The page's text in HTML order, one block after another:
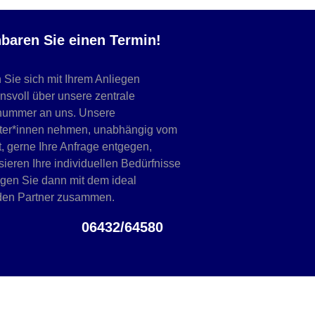
Sie einen Termin!
Sie sich mit Ihrem Anliegen
über unsere zentrale
an uns. Unsere
nehmen, unabhängig vom
gerne Ihre Anfrage entgegen,
Ihre individuellen Bedürfnisse
Sie dann mit dem ideal
Partner zusammen.
06432/64580